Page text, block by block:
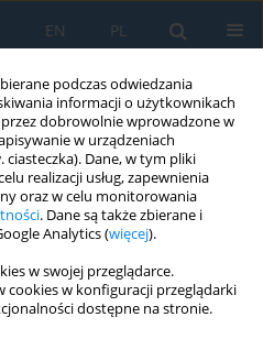
podczas odwiedzania
informacji o użytkownikach
dobrowolnie wprowadzone w
w urządzeniach
Dane, w tym pliki
realizacji usług, zapewnienia
oraz w celu monitorowania
. Dane są także zbierane i
Analytics (więcej).
w swojej przeglądarce.
cookies w konfiguracji przeglądarki
dostępne na stronie.
PL
EN
Direction on the
Manufactured Elements